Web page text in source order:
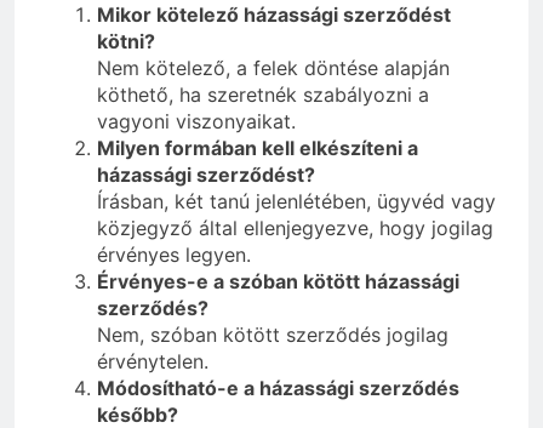
Mikor kötelező házassági szerződést
kötni?
Nem kötelező, a felek döntése alapján
köthető, ha szeretnék szabályozni a
vagyoni viszonyaikat.
Milyen formában kell elkészíteni a
házassági szerződést?
Írásban, két tanú jelenlétében, ügyvéd vagy
közjegyző által ellenjegyezve, hogy jogilag
érvényes legyen.
Érvényes-e a szóban kötött házassági
szerződés?
Nem, szóban kötött szerződés jogilag
érvénytelen.
Módosítható-e a házassági szerződés
később?